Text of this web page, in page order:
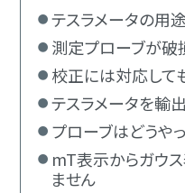
テスラメータの用
測定プローブが破
校正には対応して
テスラメータを輸
プローブはどうや
mT表示からガウ
ません